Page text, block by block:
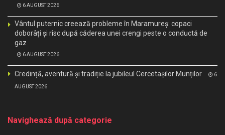
6 AUGUST 2026
Vântul puternic creează probleme în Maramureș: copaci
doborâți și risc după căderea unei crengi peste o conductă de
gaz
6 AUGUST 2026
Credință, aventură și tradiție la jubileul Cercetașilor Munților 6
AUGUST 2026
Navighează după categorie